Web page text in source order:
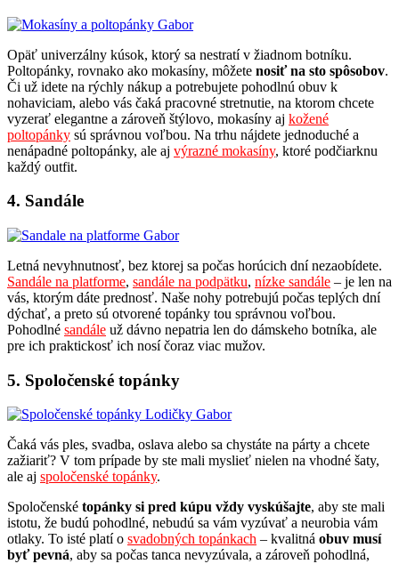
Opäť univerzálny kúsok, ktorý sa nestratí v žiadnom botníku.
Poltopánky, rovnako ako mokasíny, môžete nosiť na sto spôsobov.
Či už idete na rýchly nákup a potrebujete pohodlnú obuv k
nohaviciam, alebo vás čaká pracovné stretnutie, na ktorom chcete
vyzerať elegantne a zároveň štýlovo, mokasíny aj kožené
poltopánky sú správnou voľbou. Na trhu nájdete jednoduché a
nenápadné poltopánky, ale aj výrazné mokasíny, ktoré podčiarknu
každý outfit.
4. Sandále
Letná nevyhnutnosť, bez ktorej sa počas horúcich dní nezaobídete.
Sandále na platforme, sandále na podpätku, nízke sandále – je len na
vás, ktorým dáte prednosť. Naše nohy potrebujú počas teplých dní
dýchať, a preto sú otvorené topánky tou správnou voľbou.
Pohodlné sandále už dávno nepatria len do dámskeho botníka, ale
pre ich praktickosť ich nosí čoraz viac mužov.
5. Spoločenské topánky
Čaká vás ples, svadba, oslava alebo sa chystáte na párty a chcete
zažiariť? V tom prípade by ste mali myslieť nielen na vhodné šaty,
ale aj spoločenské topánky.
Spoločenské topánky si pred kúpu vždy vyskúšajte, aby ste mali
istotu, že budú pohodlné, nebudú sa vám vyzúvať a neurobia vám
otlaky. To isté platí o svadobných topánkach – kvalitná obuv musí
byť pevná, aby sa počas tanca nevyzúvala, a zároveň pohodlná,